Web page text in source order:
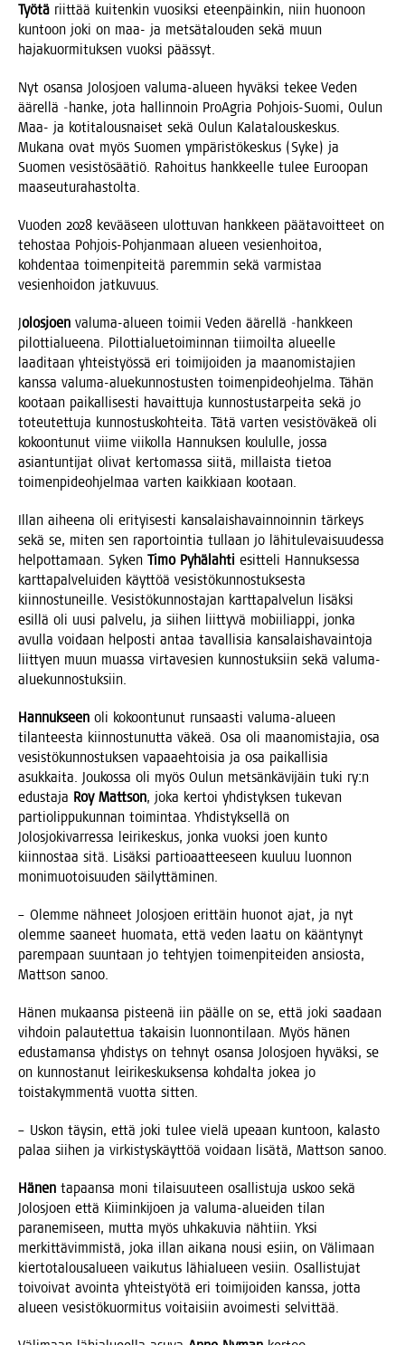
Työ­tä riit­tää kui­ten­kin vuo­sik­si eteen­päin­kin, niin huo­noon
kun­toon joki on maa- ja met­sä­ta­lou­den sekä muun
haja­kuor­mi­tuk­sen vuok­si päässyt.
Nyt osan­sa Jolos­joen valu­ma-alu­een hyväk­si tekee Veden
äärel­lä ‑han­ke, jota hal­lin­noin ProAgria Poh­jois-Suo­mi, Oulun
Maa- ja koti­ta­lous­nai­set sekä Oulun Kala­ta­lous­kes­kus.
Muka­na ovat myös Suo­men ympä­ris­tö­kes­kus (Syke) ja
Suo­men vesis­tö­sää­tiö. Rahoi­tus hank­keel­le tulee Euroo­pan
maaseuturahastolta.
Vuo­den 2028 kevää­seen ulot­tu­van hank­keen pää­ta­voit­teet on
tehos­taa Poh­jois-Poh­jan­maan alu­een vesien­hoi­toa,
koh­den­taa toi­men­pi­tei­tä parem­min sekä var­mis­taa
vesien­hoi­don jatkuvuus.
Jolos­joen valu­ma-alu­een toi­mii Veden äärel­lä ‑hank­keen
pilot­tia­lu­ee­na. Pilot­tia­lue­toi­min­nan tii­moil­ta alu­eel­le
laa­di­taan yhteis­työs­sä eri toi­mi­joi­den ja maa­no­mis­ta­jien
kans­sa valu­ma-alue­kun­nos­tus­ten toi­men­pi­deoh­jel­ma. Tähän
koo­taan pai­kal­li­ses­ti havait­tu­ja kun­nos­tus­tar­pei­ta sekä jo
toteu­tet­tu­ja kun­nos­tus­koh­tei­ta. Tätä var­ten vesis­tö­vä­keä oli
kokoon­tu­nut vii­me vii­kol­la Han­nuk­sen kou­lul­le, jos­sa
asian­tun­ti­jat oli­vat ker­to­mas­sa sii­tä, mil­lais­ta tie­toa
toi­men­pi­deoh­jel­maa var­ten kaik­ki­aan kootaan.
Illan aihee­na oli eri­tyi­ses­ti kan­sa­lais­ha­vain­noin­nin tär­keys
sekä se, miten sen rapor­toin­tia tul­laan jo lähi­tu­le­vai­suu­des­sa
hel­pot­ta­maan. Syken Timo Pyhä­lah­ti esit­te­li Han­nuk­ses­sa
kart­ta­pal­ve­lui­den käyt­töä vesis­tö­kun­nos­tuk­ses­ta
kiin­nos­tu­neil­le. Vesis­tö­kun­nos­ta­jan kart­ta­pal­ve­lun lisäk­si
esil­lä oli uusi pal­ve­lu, ja sii­hen liit­ty­vä mobii­liap­pi, jon­ka
avul­la voi­daan hel­pos­ti antaa taval­li­sia kan­sa­lais­ha­vain­to­ja
liit­tyen muun muas­sa vir­ta­ve­sien kun­nos­tuk­siin sekä valuma-
aluekunnostuksiin.
Han­nuk­seen oli kokoon­tu­nut run­saas­ti valu­ma-alu­een
tilan­tees­ta kiin­nos­tu­nut­ta väkeä. Osa oli maa­no­mis­ta­jia, osa
vesis­tö­kun­nos­tuk­sen vapaa­eh­toi­sia ja osa pai­kal­li­sia
asuk­kai­ta. Jou­kos­sa oli myös Oulun met­sän­kä­vi­jäin tuki ry:n
edus­ta­ja Roy Matt­son, joka ker­toi yhdis­tyk­sen tuke­van
par­tio­lip­pu­kun­nan toi­min­taa. Yhdis­tyk­sel­lä on
Jolos­jo­ki­var­res­sa lei­ri­kes­kus, jon­ka vuok­si joen kun­to
kiin­nos­taa sitä. Lisäk­si par­tio­aat­tee­seen kuu­luu luon­non
moni­muo­toi­suu­den säilyttäminen.
– Olem­me näh­neet Jolos­joen erit­täin huo­not ajat, ja nyt
olem­me saa­neet huo­ma­ta, että veden laa­tu on kään­ty­nyt
parem­paan suun­taan jo teh­ty­jen toi­men­pi­tei­den ansios­ta,
Matt­son sanoo.
Hänen mukaan­sa pis­tee­nä iin pääl­le on se, että joki saa­daan
vih­doin palau­tet­tua takai­sin luon­non­ti­laan. Myös hänen
edus­ta­man­sa yhdis­tys on teh­nyt osan­sa Jolos­joen hyväk­si, se
on kun­nos­ta­nut lei­ri­kes­kuk­sen­sa koh­dal­ta jokea jo
tois­ta­kym­men­tä vuot­ta sitten.
– Uskon täy­sin, että joki tulee vie­lä upe­aan kun­toon, kalas­to
palaa sii­hen ja vir­kis­tys­käyt­töä voi­daan lisä­tä, Matt­son sanoo.
Hänen tapaan­sa moni tilai­suu­teen osal­lis­tu­ja uskoo sekä
Jolos­joen että Kii­min­ki­joen ja valu­ma-aluei­den tilan
para­ne­mi­seen, mut­ta myös uhka­ku­via näh­tiin. Yksi
mer­kit­tä­vim­mis­tä, joka illan aika­na nousi esiin, on Väli­maan
kier­to­ta­lous­a­lu­een vai­ku­tus lähia­lu­een vesiin. Osal­lis­tu­jat
toi­voi­vat avoin­ta yhteis­työ­tä eri toi­mi­joi­den kans­sa, jot­ta
alu­een vesis­tö­kuor­mi­tus voi­tai­siin avoi­mes­ti selvittää.